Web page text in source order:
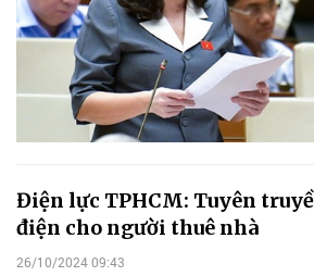
Điện lực TPHCM: Tuyên
điện cho người thuê nhà
26/10/2024 09:43